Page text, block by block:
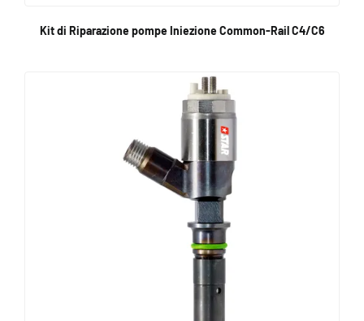
Kit di Riparazione pompe Iniezione Common-Rail C4/C6